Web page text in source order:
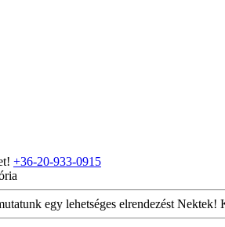
+36-20-933-0915
egy lehetséges elrendezést Nektek!